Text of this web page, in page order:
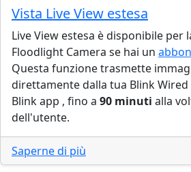
Vista Live View estesa
Live View estesa è disponibile per
Floodlight Camera se hai un
Questa funzione trasmette
direttamente dalla tua Blink
Blink app , fino a 90 minuti alla
dell'utente.
Saperne di più